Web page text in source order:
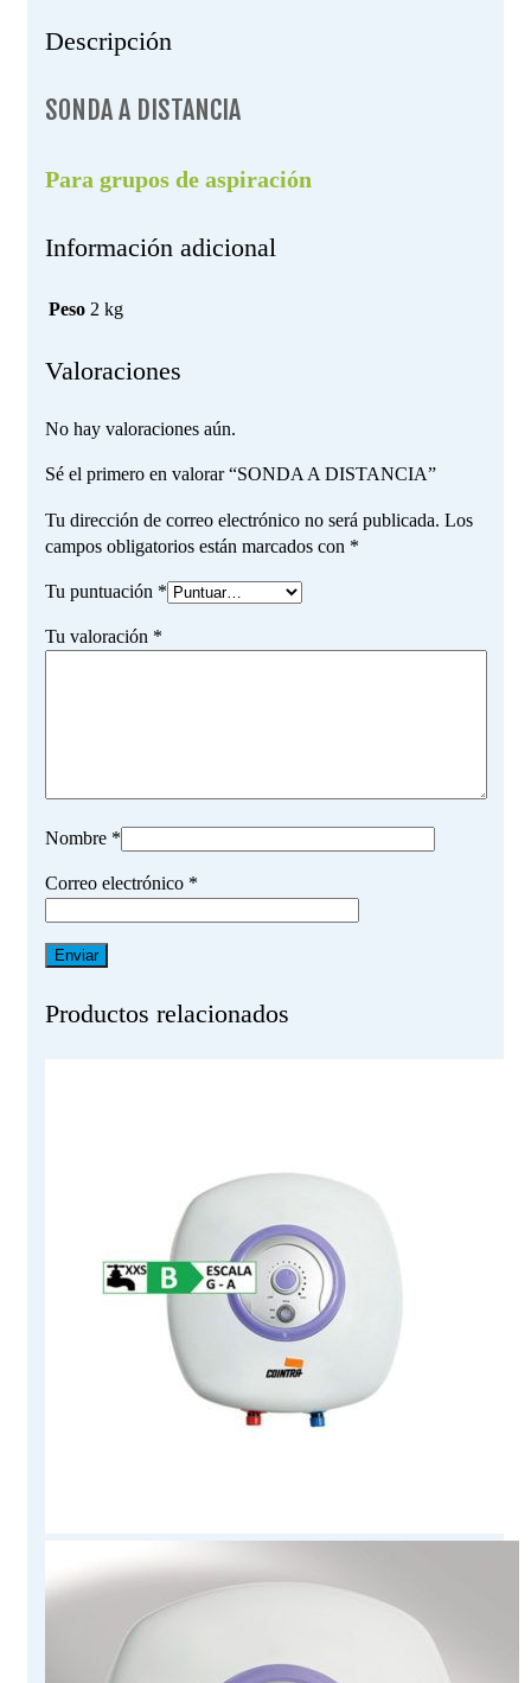
Descripción
SONDA A DISTANCIA
Para grupos de aspiración
Información adicional
Peso 2 kg
Valoraciones
No hay valoraciones aún.
Sé el primero en valorar “SONDA A DISTANCIA”
Tu dirección de correo electrónico no será publicada. Los
campos obligatorios están marcados con *
Tu puntuación *
Tu valoración *
Nombre *
Correo electrónico *
Productos relacionados